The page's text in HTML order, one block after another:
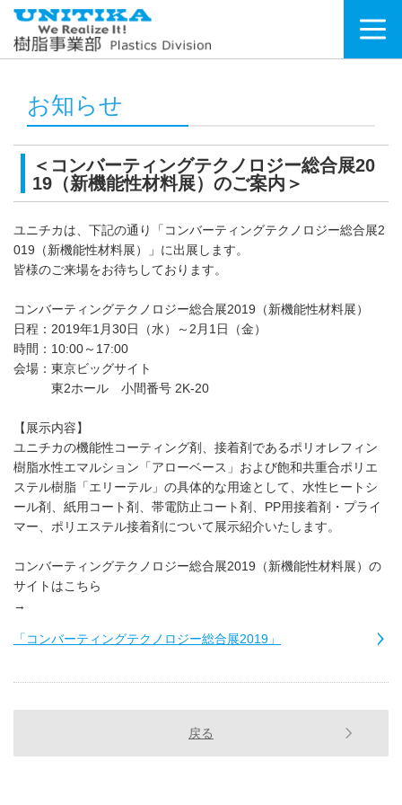
お知らせ
＜コンバーティングテクノロジー総合展20
19（新機能性材料展）のご案内＞
ユニチカは、下記の通り「コンバーティングテクノロジー総合展2
019（新機能性材料展）」に出展します。
皆様のご来場をお待ちしております。
コンバーティングテクノロジー総合展2019（新機能性材料展）
日程：2019年1月30日（水）～2月1日（金）
時間：10:00～17:00
会場：東京ビッグサイト
東2ホール 小間番号 2K-20
【展示内容】
ユニチカの機能性コーティング剤、接着剤であるポリオレフィン
樹脂水性エマルション「アローベース」および飽和共重合ポリエ
ステル樹脂「エリーテル」の具体的な用途として、水性ヒートシ
ール剤、紙用コート剤、帯電防止コート剤、PP用接着剤・プライ
マー、ポリエステル接着剤について展示紹介いたします。
コンバーティングテクノロジー総合展2019（新機能性材料展）の
サイトはこちら
→
「コンバーティングテクノロジー総合展2019」
戻る